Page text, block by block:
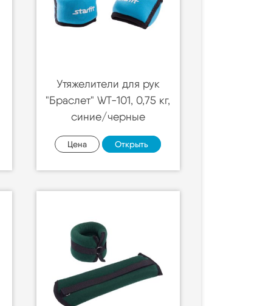
Утяжелители для рук
"Браслет" WT-101, 0,75 кг,
синие/черные
Цена Открыть